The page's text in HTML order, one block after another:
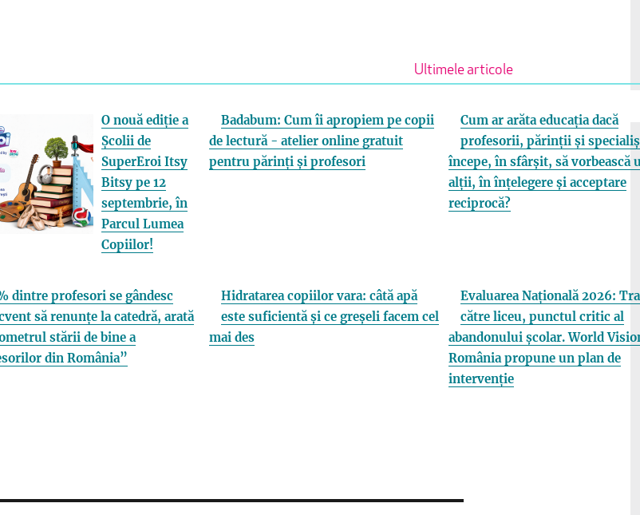
Ultimele articole
O nouă ediție a
Școlii de
SuperEroi Itsy
Bitsy pe 12
septembrie, în
Parcul Lumea
Copiilor!
Badabum: Cum îi apropiem pe copii
de lectură - atelier online gratuit
pentru părinți și profesori
Cum ar arăta educația dacă
profesorii, părinții și
începe, în sfârșit, să vorbească
alții, în înțelegere și acceptare
reciprocă?
dintre profesori se gândesc
să renunțe la catedră, arată
stării de bine a
din România”
Hidratarea copiilor vara: câtă apă
este suficientă și ce greșeli facem cel
mai des
Evaluarea Națională 2026:
către liceu, punctul critic al
abandonului școlar. World
România propune un plan de
intervenție